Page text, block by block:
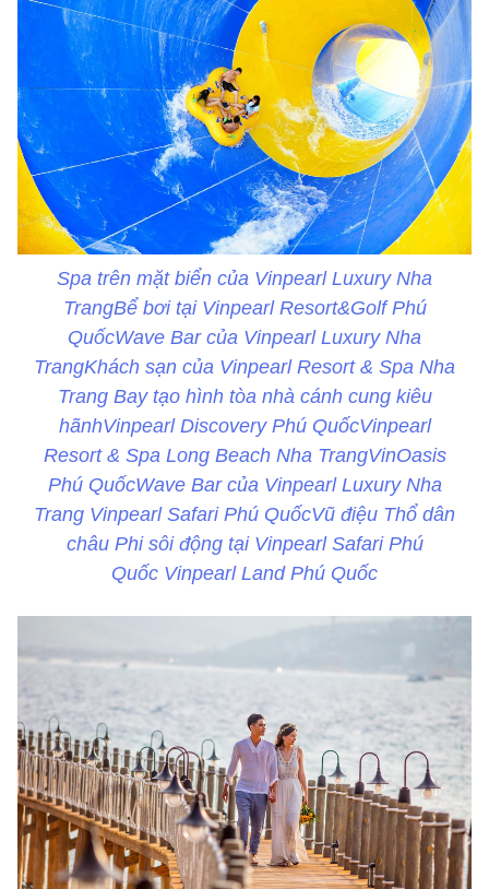
Spa trên mặt biển của Vinpearl Luxury Nha
TrangBể bơi tại Vinpearl Resort&Golf Phú
QuốcWave Bar của Vinpearl Luxury Nha
TrangKhách sạn của Vinpearl Resort & Spa Nha
Trang Bay tạo hình tòa nhà cánh cung kiêu
hãnhVinpearl Discovery Phú QuốcVinpearl
Resort & Spa Long Beach Nha TrangVinOasis
Phú QuốcWave Bar của Vinpearl Luxury Nha
Trang Vinpearl Safari Phú QuốcVũ điệu Thổ dân
châu Phi sôi động tại Vinpearl Safari Phú
Quốc Vinpearl Land Phú Quốc